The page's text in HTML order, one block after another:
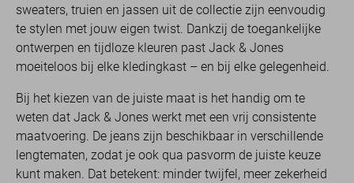
sweaters, truien en jassen uit de collectie zijn eenvoudig
te stylen met jouw eigen twist. Dankzij de toegankelijke
ontwerpen en tijdloze kleuren past Jack & Jones
moeiteloos bij elke kledingkast – en bij elke gelegenheid.
Bij het kiezen van de juiste maat is het handig om te
weten dat Jack & Jones werkt met een vrij consistente
maatvoering. De jeans zijn beschikbaar in verschillende
lengtematen, zodat je ook qua pasvorm de juiste keuze
kunt maken. Dat betekent: minder twijfel, meer zekerheid